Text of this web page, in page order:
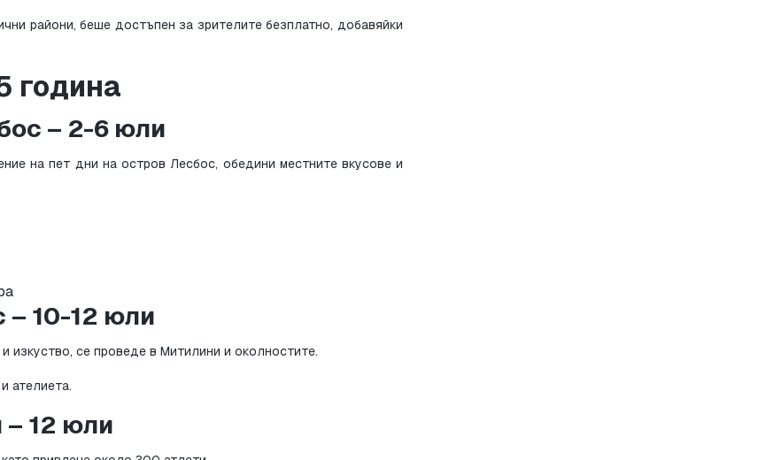
година
– 2-6 юли
на пет дни на остров Лесбос, обедини местните вкусове и
10-12 юли
изкуство, се проведе в Митилини и околностите.
ателиета.
12 юли